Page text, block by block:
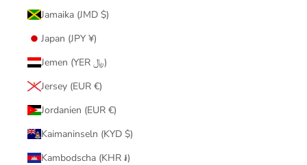
Jamaika (JMD $)
Japan (JPY ¥)
Jemen (YER ﷼)
Jersey (EUR €)
Jordanien (EUR €)
Kaimaninseln (KYD $)
Kambodscha (KHR ៛)